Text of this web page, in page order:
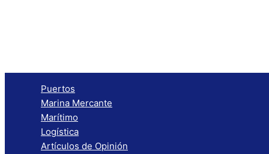
Puertos
Marina Mercante
Marítimo
Logística
Artículos de Opinión